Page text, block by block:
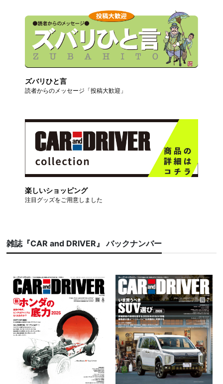
ズバリひと言
読者からのメッセージ「投稿大歓迎」
楽しいショッピング
注目グッズをご用意しました
雑誌『CAR and DRIVER』 バックナンバー